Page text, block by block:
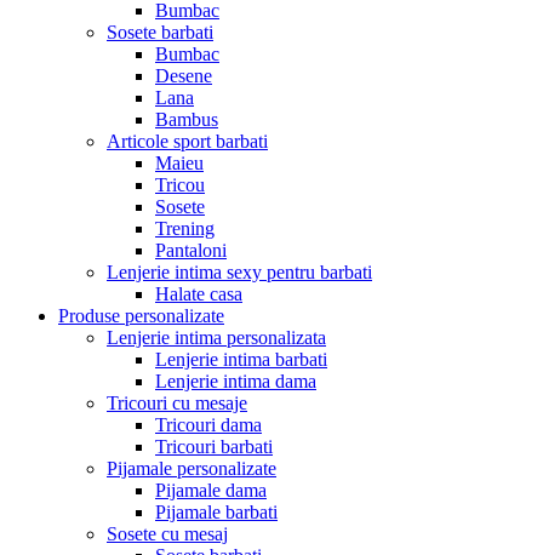
Bumbac
Sosete barbati
Bumbac
Desene
Lana
Bambus
Articole sport barbati
Maieu
Tricou
Sosete
Trening
Pantaloni
Lenjerie intima sexy pentru barbati
Halate casa
Produse personalizate
Lenjerie intima personalizata
Lenjerie intima barbati
Lenjerie intima dama
Tricouri cu mesaje
Tricouri dama
Tricouri barbati
Pijamale personalizate
Pijamale dama
Pijamale barbati
Sosete cu mesaj